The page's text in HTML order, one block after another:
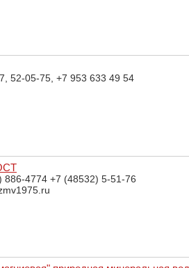
52-05-75, +7 953 633 49 54
886-4774 +7 (48532) 5-51-76